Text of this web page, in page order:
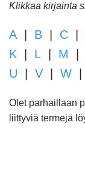
Klikkaa kirjainta
A B C
K
L M
U
V W
Olet parhaillaan
liittyviä termejä